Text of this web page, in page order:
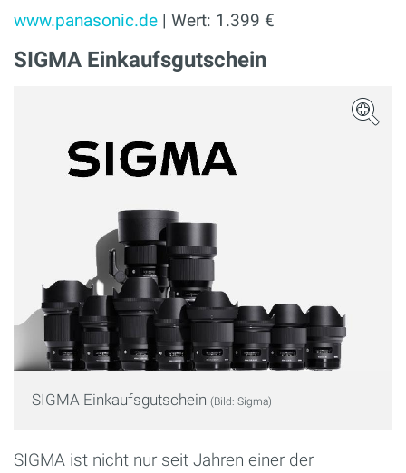
www.panasonic.de | Wert: 1.399 €
SIGMA Einkaufsgutschein
SIGMA Einkaufsgutschein (Bild: Sigma)
SIGMA ist nicht nur seit Jahren einer der